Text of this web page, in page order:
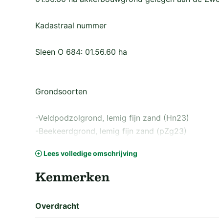
Kadastraal nummer
Sleen O 684: 01.56.60 ha
Grondsoorten
-Veldpodzolgrond, lemig fijn zand (Hn23)
-Beekeerdgrond, lemig fijn zand (pZg23)
Waterschapslasten
Lees volledige omschrijving
Kenmerken
Overdracht